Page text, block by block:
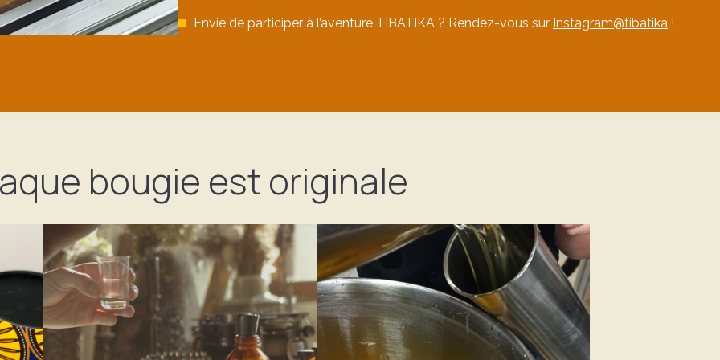
Envie de participer à l’aventure TIBATIKA ? Rendez-vous sur Instagram@tibatika !
bougie est originale